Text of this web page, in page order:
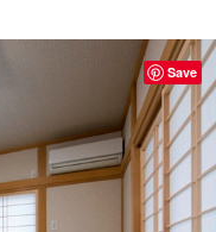
Save